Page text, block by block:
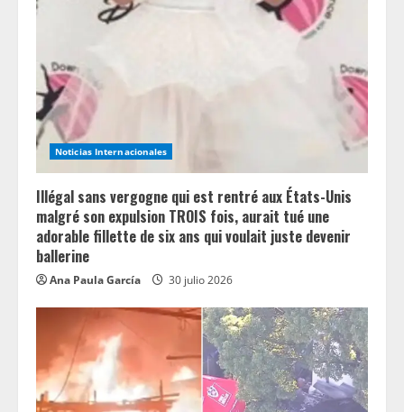
Noticias Internacionales
Illégal sans vergogne qui est rentré aux États-Unis
malgré son expulsion TROIS fois, aurait tué une
adorable fillette de six ans qui voulait juste devenir
ballerine
Ana Paula García 30 julio 2026